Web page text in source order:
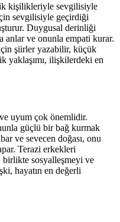
kişilikleriyle sevgilisiyle
sevgilisiyle geçirdiği
Duygusal derinliği
anlar ve onunla empati kurar.
şiirler yazabilir, küçük
yaklaşımı, ilişkilerdeki en
uyum çok önemlidir.
güçlü bir bağ kurmak
ve sevecen doğası, onu
Terazi erkekleri
birlikte sosyalleşmeyi ve
hayatın en değerli